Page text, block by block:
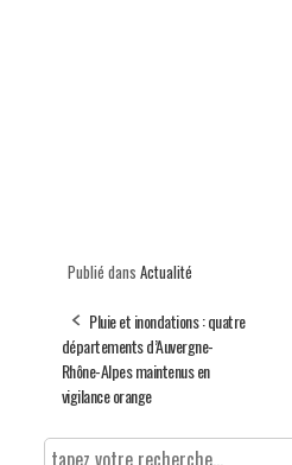
Publié dans Actualité
Pluie et inondations : quatre
départements d’Auvergne-
Rhône-Alpes maintenus en
vigilance orange